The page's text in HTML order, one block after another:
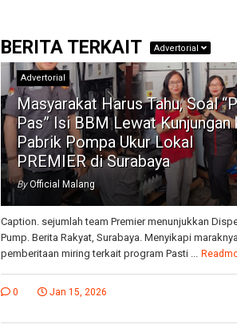
BERITA TERKAIT Advertorial
Advertorial
Masyarakat Harus Tahu, Soal
Pas” Isi BBM Lewat Kunjungan
Pabrik Pompa Ukur Lokal
PREMIER di Surabaya
By Official Malang
Caption. sejumlah team Premier menunjukkan
Pump. Berita Rakyat, Surabaya. Menyikapi maraknya
pemberitaan miring terkait program Pasti ...
0 Jan 15, 2026